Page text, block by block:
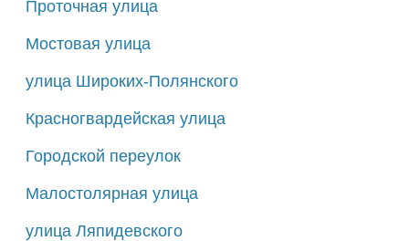
Проточная улица
Мостовая улица
улица Широких-Полянского
Красногвардейская улица
Городской переулок
Малостолярная улица
улица Ляпидевского